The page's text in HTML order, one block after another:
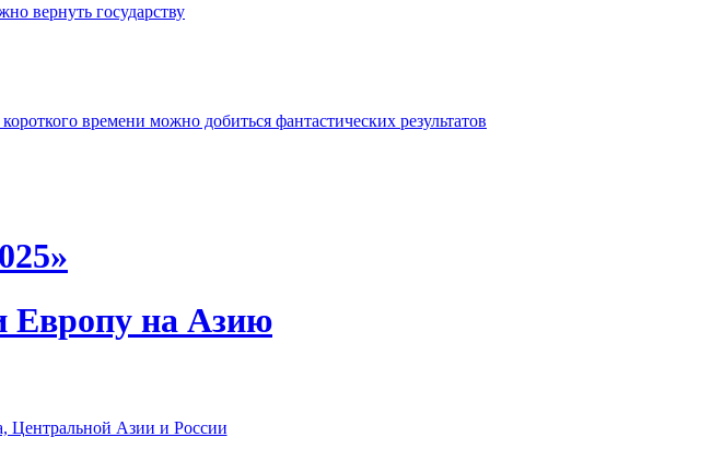
вернуть государству
времени можно добиться фантастических результатов
Европу на Азию